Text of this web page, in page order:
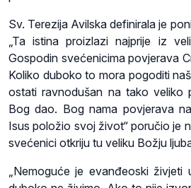
Sv. Terezija Avilska definirala je
„Ta istina proizlazi najprije iz
Gospodin svećenicima povjerava
Koliko duboko to mora pogoditi
ostati ravnodušan na tako veliko
Bog dao. Bog nama povjerava
Isus položio svoj život“ poručio je
svećenici otkriju tu veliku Božju
„Nemoguće je evanđeoski